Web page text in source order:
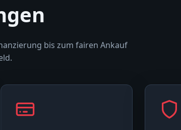
bis zum fairen Ankauf